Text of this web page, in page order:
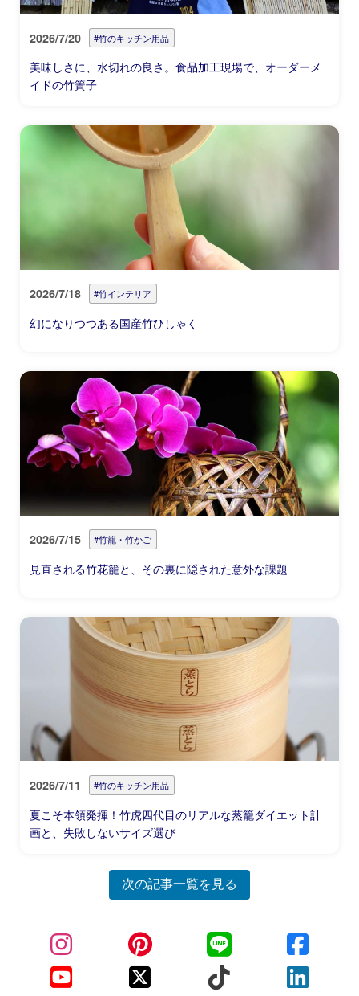
2026/7/20 #竹のキッチン用品
美味しさに、水切れの良さ。食品加工現場で、オーダーメ
イドの竹簀子
2026/7/18 #竹インテリア
幻になりつつある国産竹ひしゃく
2026/7/15 #竹籠・竹かご
見直される竹花籠と、その裏に隠された意外な課題
2026/7/11 #竹のキッチン用品
夏こそ本領発揮！竹虎四代目のリアルな蒸籠ダイエット計
画と、失敗しないサイズ選び
次の記事一覧を見る